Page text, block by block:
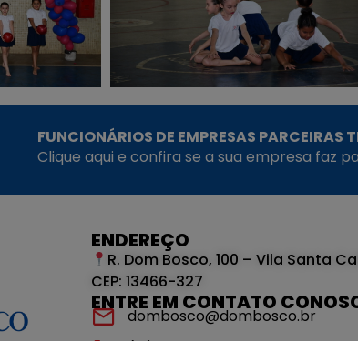
FUNCIONÁRIOS DE EMPRESAS PARCEIRAS
Clique aqui e confira se a sua empresa faz
ENDEREÇO
R. Dom Bosco, 100 – Vila Santa
CEP: 13466-327
ENTRE EM CONTATO
dombosco@dombosco.br